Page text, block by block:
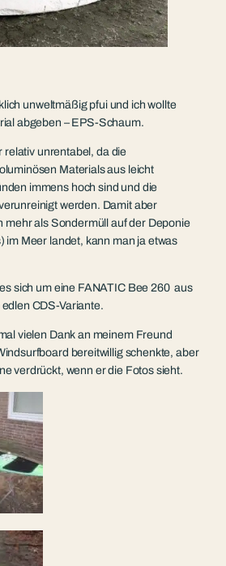
unweltmäßig pfui und ich wollte
abgeben – EPS-Schaum.
relativ unrentabel, da die
Materials aus leicht
immens hoch sind und die
werden. Damit aber
mehr als Sondermüll auf der Deponie
im Meer landet, kann man ja etwas
sich um eine FANATIC Bee 260 aus
CDS-Variante.
vielen Dank an meinem Freund
bereitwillig schenkte, aber
verdrückt, wenn er die Fotos sieht.